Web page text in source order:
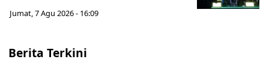
Jumat, 7 Agu 2026 - 16:09
Berita Terkini